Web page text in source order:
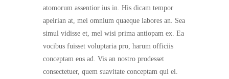
atomorum assentior ius in. His dicam tempor
apeirian at, mei omnium quaeque labores an. Sea
simul vidisse et, mel wisi prima antiopam ex. Ea
vocibus fuisset voluptaria pro, harum officiis
conceptam eos ad. Vis an nostro prodesset
consectetuer, quem suavitate conceptam qui ei.